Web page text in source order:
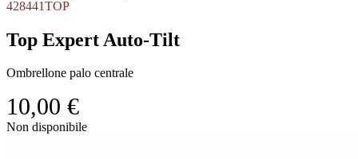
428441TOP
Top Expert Auto-Tilt
Ombrellone palo centrale
10,00 €
Salta
Non disponibile